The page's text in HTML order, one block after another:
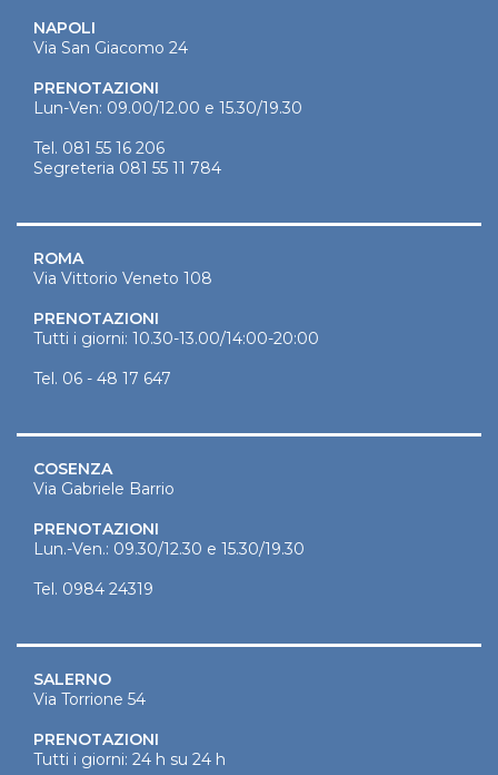
NAPOLI
Via San Giacomo 24
PRENOTAZIONI
Lun-Ven: 09.00/12.00 e 15.30/19.30
Tel. 081 55 16 206
Segreteria 081 55 11 784
ROMA
Via Vittorio Veneto 108
PRENOTAZIONI
Tutti i giorni: 10.30-13.00/14:00-20:00
Tel. 06 - 48 17 647
COSENZA
Via Gabriele Barrio
PRENOTAZIONI
Lun.-Ven.: 09.30/12.30 e 15.30/19.30
Tel. 0984 24319
SALERNO
Via Torrione 54
PRENOTAZIONI
Tutti i giorni: 24 h su 24 h